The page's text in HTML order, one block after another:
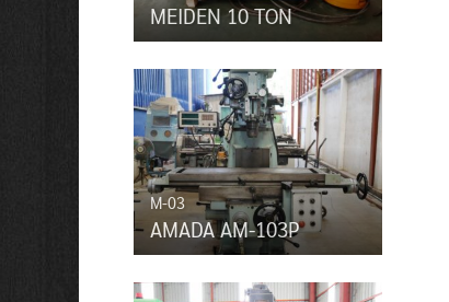
MEIDEN 10 TON
M-03
AMADA AM-103P